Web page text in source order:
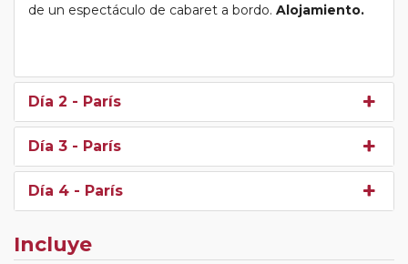
de un espectáculo de cabaret a bordo. Alojamiento.
Día 2 - París
Día 3 - París
Día 4 - París
Incluye